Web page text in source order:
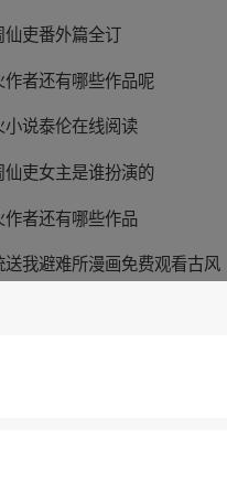
仙吏番外篇全订
作者还有哪些作品呢
小说泰伦在线阅读
仙吏女主是谁扮演的
作者还有哪些作品
送我避难所漫画免费观看古风